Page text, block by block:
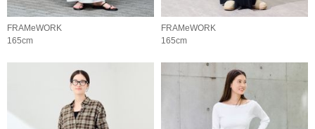
FRAMeWORK
165cm
FRAMeWORK
165cm